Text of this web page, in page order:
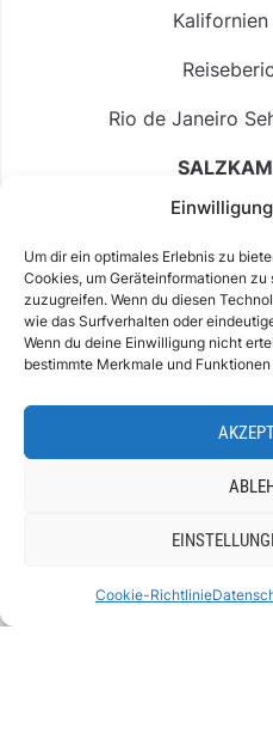
Um dir ein optimales Erlebnis zu
Cookies, um Geräteinformationen
zuzugreifen. Wenn du diesen
wie das Surfverhalten oder
Wenn du deine Einwilligung nicht
bestimmte Merkmale und
Cookie-Richtlinie
Kalifornien
Rio de Janeiro